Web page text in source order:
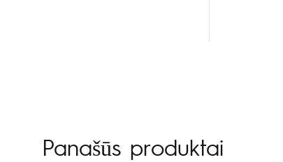
Panašūs produktai